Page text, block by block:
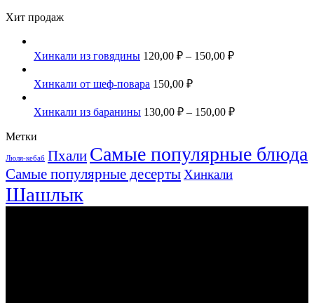
Хит продаж
Хинкали из говядины 120,00 ₽ – 150,00 ₽
Хинкали от шеф-повара 150,00 ₽
Хинкали из баранины 130,00 ₽ – 150,00 ₽
Метки
Люля-кебаб Пхали Самые популярные блюда
Самые популярные десерты Хинкали
Шашлык